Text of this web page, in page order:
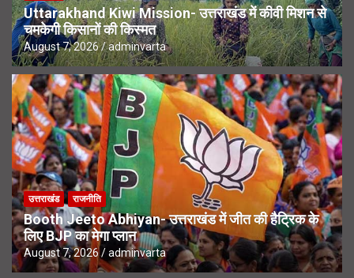
Uttarakhand Kiwi Mission- उत्तराखंड में कीवी मिशन से
चमकेगी किसानों की किस्मत
August 7, 2026 adminvarta
उत्तराखंड राजनीति
Booth Jeeto Abhiyan- उत्तराखंड में जीत की हैट्रिक के
लिए BJP का मेगा प्लान
August 7, 2026 adminvarta